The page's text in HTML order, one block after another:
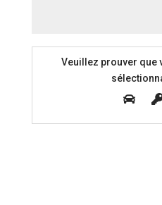
Veuillez prouver que